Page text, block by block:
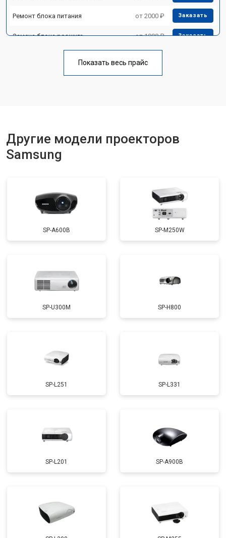
Ремонт блока питания от 2000 ₽ Заказать
Замена блока розжига от 1900 ₽ Заказать
Показать весь прайс
Другие модели проекторов
Samsung
SP-A600B SP-M250W
SP-U300M SP-H800
SP-L251 SP-L331
SP-L201 SP-A900B